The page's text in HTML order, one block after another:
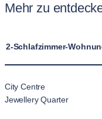
Mehr zu
2-Schlafzimmer-
City Centre
Jewellery Quarter